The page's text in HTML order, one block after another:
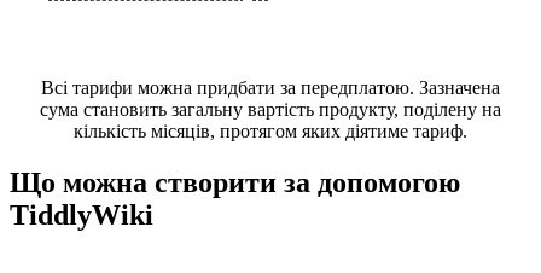
Всі тарифи можна придбати за передплатою. Зазначена
сума становить загальну вартість продукту, поділену на
кількість місяців, протягом яких діятиме тариф.
Що можна створити за допомогою
TiddlyWiki